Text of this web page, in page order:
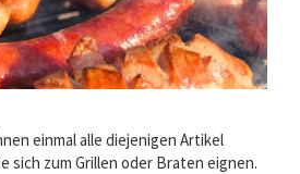
einmal alle diejenigen Artikel
sich zum Grillen oder Braten eignen.